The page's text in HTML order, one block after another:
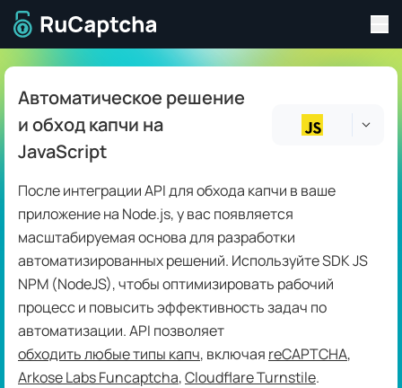
Перейти на главную страницу
Автоматическое решение
и обход капчи на
JavaScript
После интеграции API для обхода капчи в ваше
приложение на Node.js, у вас появляется
масштабируемая основа для разработки
автоматизированных решений. Используйте SDK JS
NPM (NodeJS), чтобы оптимизировать рабочий
процесс и повысить эффективность задач по
автоматизации. API позволяет
обходить любые типы капч, включая reCAPTCHA,
Arkose Labs Funcaptcha,Cloudflare Turnstile.